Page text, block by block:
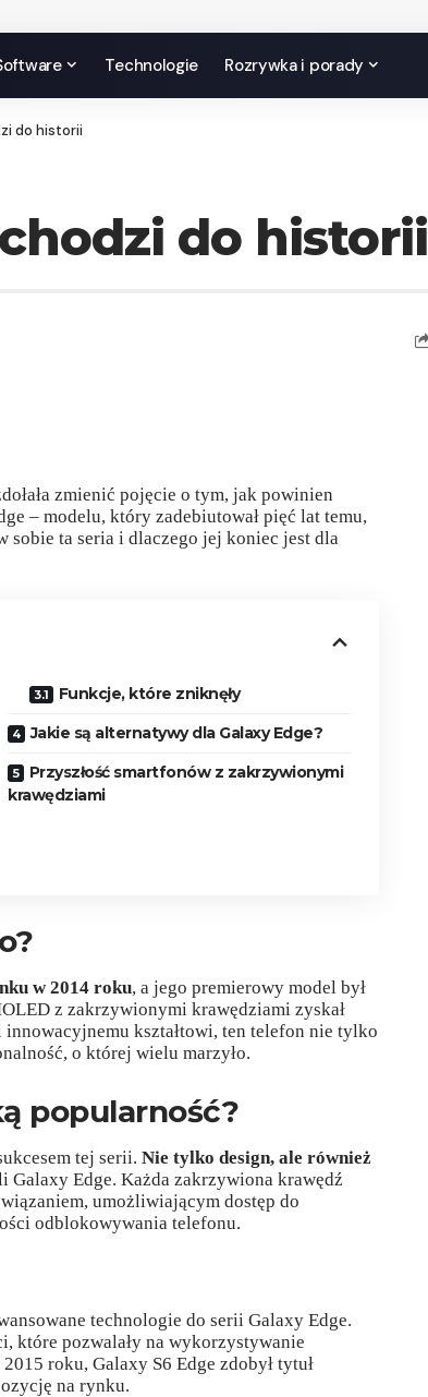
Technologie Rozrywka i porady
do historii
do historii
zmienić pojęcie o tym, jak powinien
– modelu, który zadebiutował pięć lat temu,
sobie ta seria i dlaczego jej koniec jest dla
Funkcje, które zniknęły
Jakie są alternatywy dla Galaxy Edge?
Przyszłość smartfonów z zakrzywionymi
krawędziami
w 2014 roku, a jego premierowy model był
z zakrzywionymi krawędziami zyskał
kształtowi, ten telefon nie tylko
o której wielu marzyło.
popularność?
tej serii. Nie tylko design, ale również
Galaxy Edge. Każda zakrzywiona krawędź
umożliwiającym dostęp do
odblokowywania telefonu.
technologie do serii Galaxy Edge.
które pozwalały na wykorzystywanie
roku, Galaxy S6 Edge zdobył tytuł
na rynku.